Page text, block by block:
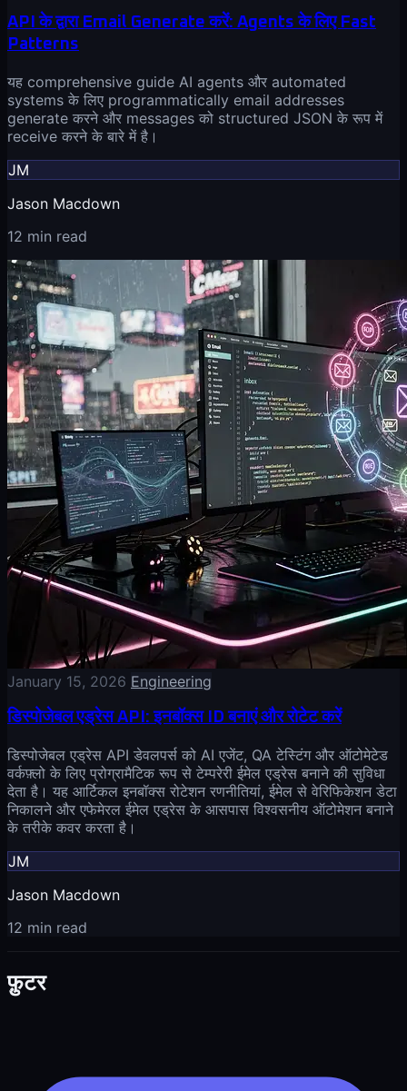
API के द्वारा Email Generate करें: Agents के लिए Fast
Patterns
यह comprehensive guide AI agents और automated
systems के लिए programmatically email addresses
generate करने और messages को structured JSON के रूप में
receive करने के बारे में है।
JM
Jason Macdown
12 min read
January 15, 2026 Engineering
डिस्पोजेबल एड्रेस API: इनबॉक्स ID बनाएं और रोटेट करें
डिस्पोजेबल एड्रेस API डेवलपर्स को AI एजेंट, QA टेस्टिंग और ऑटोमेटेड
वर्कफ़्लो के लिए प्रोग्रामैटिक रूप से टेम्परेरी ईमेल एड्रेस बनाने की सुविधा
देता है। यह आर्टिकल इनबॉक्स रोटेशन रणनीतियां, ईमेल से वेरिफिकेशन डेटा
निकालने और एफेमेरल ईमेल एड्रेस के आसपास विश्वसनीय ऑटोमेशन बनाने
के तरीके कवर करता है।
JM
Jason Macdown
12 min read
फ़ुटर